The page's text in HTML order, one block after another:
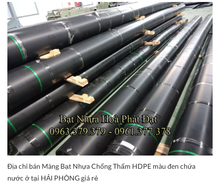
Địa chỉ bán Màng Bạt Nhựa Chống Thấm HDPE màu đen chứa
nước ở tại HẢI PHÒNG giá rẻ